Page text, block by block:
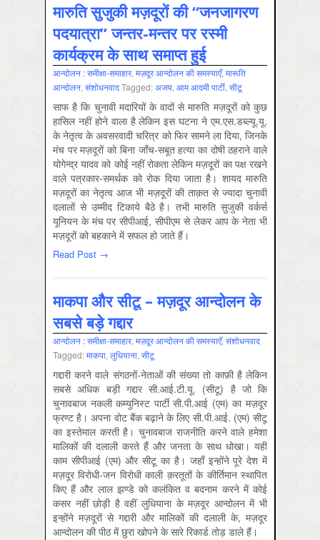
मारुति सुजुकी मज़दूरों की “जनजागरण
पदयात्रा” जन्तर-मन्तर पर रस्मी
कार्यक्रम के साथ समाप्त हुई
आन्‍दोलन : समीक्षा-समाहार, मज़दूर आन्दोलन की समस्‍याएँ, मारूति
आन्‍दोलन, संशोधनवादTagged:अजय, आम आदमी पार्टी, सीटू
साफ है कि चुनावी मदारियों के वादों से मारुति मज़दूरों को कुछ
हासिल नहीं होने वाला है लेकिन इस घटना ने एम.एस.डब्ल्यू.यू.
के नेतृत्व के अवसरवादी चरित्र को फिर सामने ला दिया, जिनके
मंच पर मज़दूरों को बिना जाँच-सबूत हत्या का दोषी ठहराने वाले
योगेन्द्र यादव को कोई नहीं रोकता लेकिन मज़दूरों का पक्ष रखने
वाले पत्रकार-समर्थक को रोक दिया जाता है। शायद मारुति
मज़दूरों का नेतृत्व आज भी मज़दूरों की ताक़त से ज्यादा चुनावी
दलालों से उम्मीद टिकाये बैठे है। तभी मारुति सुजुकी वर्कर्स
यूनियन के मंच पर सीपीआई, सीपीएम से लेकर आप के नेता भी
मज़दूरों को बहकाने में सफल हो जाते हैं।
Read Post →
माकपा और सीटू – मज़दूर आन्दोलन के
सबसे बड़े गद्दार
आन्‍दोलन : समीक्षा-समाहार, मज़दूर आन्दोलन की समस्‍याएँ, संशोधनवाद
Tagged:माकपा, लुधियाना, सीटू
गद्दारी करने वाले संगठनों-नेताओं की संख्या तो काफ़ी है लेकिन
सबसे अधिक बड़ी गद्दार सी.आई.टी.यू. (सीटू) है जो कि
चुनावबाज नकली कम्युनिस्ट पार्टी सी.पी.आई (एम) का मज़दूर
फ्रण्ट है। अपना वोट बैंक बढ़ाने के लिए सी.पी.आई. (एम) सीटू
का इस्तेमाल करती है। चुनावबाज राजनीति करने वाले हमेशा
मालिकों की दलाली करते हैं और जनता के साथ धोखा। यही
काम सीपीआई (एम) और सीटू का है। जहाँ इन्होंने पूरे देश में
मज़दूर विरोधी-जन विरोधी काली क़रतूतों के कीर्तिमान स्थापित
किए हैं और लाल झण्डे को कलंकित व बदनाम करने में कोई
कसर नहीं छोड़ी है वहीं लुधियाना के मज़दूर आन्दोलन में भी
इन्होंने मज़दूरों से गद्दारी और मालिकों की दलाली के, मज़दूर
आन्दोलन की पीठ में छुरा खोपने के सारे रिकार्ड तोड़ डाले हैं।